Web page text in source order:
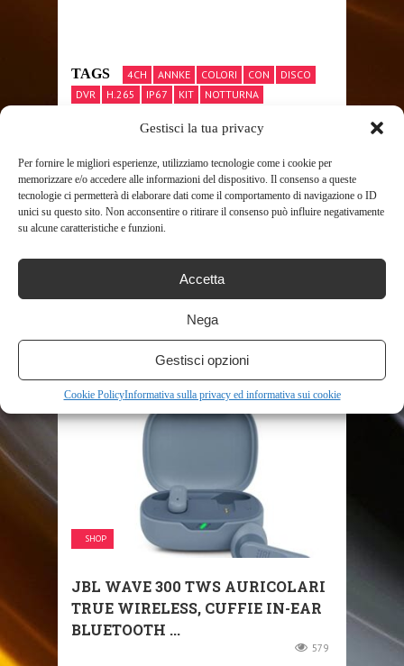
Gestisci la tua privacy
Per fornire le migliori esperienze, utilizziamo tecnologie come i cookie per
memorizzare e/o accedere alle informazioni del dispositivo. Il consenso a queste
tecnologie ci permetterà di elaborare dati come il comportamento di navigazione o ID
unici su questo sito. Non acconsentire o ritirare il consenso può influire negativamente
su alcune caratteristiche e funzioni.
Accetta
Nega
Gestisci opzioni
Cookie PolicyInformativa sulla privacy ed informativa sui cookie
TAGS 4CH ANNKE COLORI CON
DISCO
DVR
H.265 IP67 KIT
NOTTURNA
VIDEOCAMERA
VIDEOCAMERE
SHARE THIS POST
RELATED POSTS
SHOP
JBL WAVE 300 TWS AURICOLARI
TRUE WIRELESS, CUFFIE IN-EAR
BLUETOOTH ...
579